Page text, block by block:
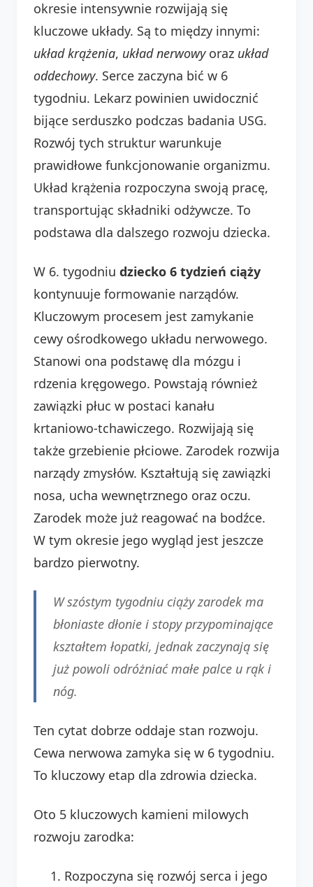
okresie intensywnie rozwijają się
kluczowe układy. Są to między innymi:
układ krążenia, układ nerwowyoraz układ
oddechowy. Serce zaczyna bić w 6
tygodniu. Lekarz powinien uwidocznić
bijące serduszko podczas badania USG.
Rozwój tych struktur warunkuje
prawidłowe funkcjonowanie organizmu.
Układ krążenia rozpoczyna swoją pracę,
transportując składniki odżywcze. To
podstawa dla dalszego rozwoju dziecka.
W 6. tygodniu dziecko 6 tydzień ciąży
kontynuuje formowanie narządów.
Kluczowym procesem jest zamykanie
cewy ośrodkowego układu nerwowego.
Stanowi ona podstawę dla mózgu i
rdzenia kręgowego. Powstają również
zawiązki płuc w postaci kanału
krtaniowo-tchawiczego. Rozwijają się
także grzebienie płciowe. Zarodek rozwija
narządy zmysłów. Kształtują się zawiązki
nosa, ucha wewnętrznego oraz oczu.
Zarodek może już reagować na bodźce.
W tym okresie jego wygląd jest jeszcze
bardzo pierwotny.
W szóstym tygodniu ciąży zarodek ma
błoniaste dłonie i stopy przypominające
kształtem łopatki, jednak zaczynają się
już powoli odróżniać małe palce u rąk i
nóg.
Ten cytat dobrze oddaje stan rozwoju.
Cewa nerwowa zamyka się w 6 tygodniu.
To kluczowy etap dla zdrowia dziecka.
Oto 5 kluczowych kamieni milowych
rozwoju zarodka:
Rozpoczyna się rozwój serca i jego